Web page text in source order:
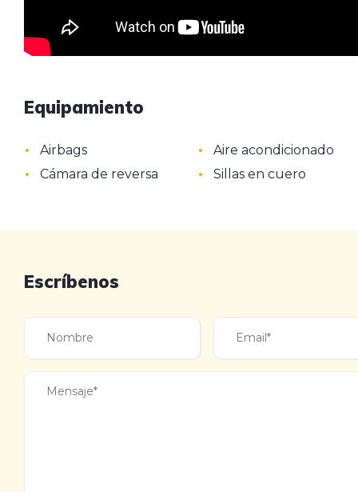
Equipamiento
• Airbags • Aire acondicionado
• Cámara de reversa • Sillas en cuero
Escríbenos